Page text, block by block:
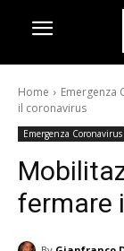
Home Emergenza
il coronavirus
Emergenza Coronavirus
fermare